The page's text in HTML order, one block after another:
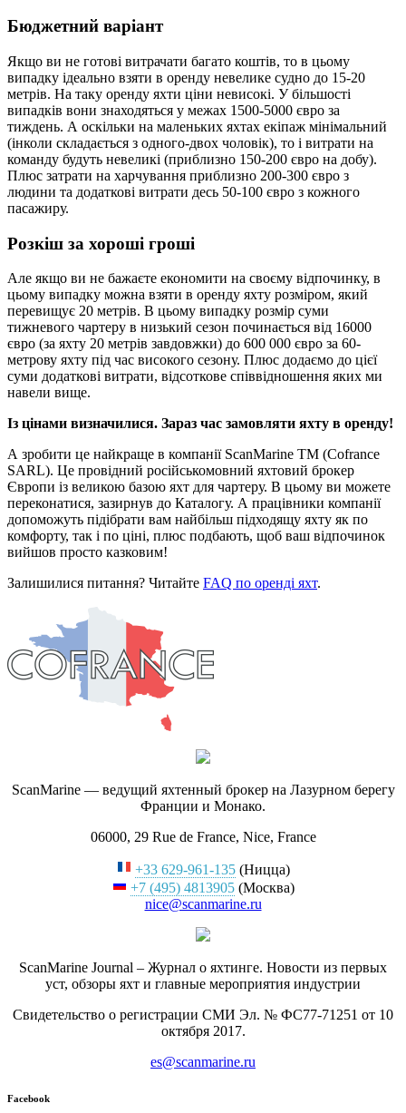
Бюджетний варіант
Якщо ви не готові витрачати багато коштів, то в цьому
випадку ідеально взяти в оренду невелике судно до 15-20
метрів. На таку оренду яхти ціни невисокі. У більшості
випадків вони знаходяться у межах 1500-5000 євро за
тиждень. А оскільки на маленьких яхтах екіпаж мінімальний
(інколи складається з одного-двох чоловік), то і витрати на
команду будуть невеликі (приблизно 150-200 євро на добу).
Плюс затрати на харчування приблизно 200-300 євро з
людини та додаткові витрати десь 50-100 євро з кожного
пасажиру.
Розкіш за хороші гроші
Але якщо ви не бажаєте економити на своєму відпочинку, в
цьому випадку можна взяти в оренду яхту розміром, який
перевищує 20 метрів. В цьому випадку розмір суми
тижневого чартеру в низький сезон починається від 16000
євро (за яхту 20 метрів завдовжки) до 600 000 євро за 60-
метрову яхту під час високого сезону. Плюс додаємо до цієї
суми додаткові витрати, відсоткове співвідношення яких ми
навели вище.
Із цінами визначилися. Зараз час замовляти яхту в оренду!
А зробити це найкраще в компанії ScanMarine TM (Cofrance
SARL). Це провідний російськомовний яхтовий брокер
Європи із великою базою яхт для чартеру. В цьому ви можете
переконатися, зазирнув до Каталогу. А працівники компанії
допоможуть підібрати вам найбільш підходящу яхту як по
комфорту, так і по ціні, плюс подбають, щоб ваш відпочинок
вийшов просто казковим!
Залишилися питання? Читайте FAQ по оренді яхт.
ScanMarine — ведущий яхтенный брокер на Лазурном берегу
Франции и Монако.
06000, 29 Rue de France, Nice, France
+33 629-961-135(Ницца)
+7 (495) 4813905(Москва)
nice@scanmarine.ru
ScanMarine Journal – Журнал о яхтинге. Новости из первых
уст, обзоры яхт и главные мероприятия индустрии
Свидетельство о регистрации СМИ Эл. № ФС77-71251 от 10
октября 2017.
es@scanmarine.ru
Facebook